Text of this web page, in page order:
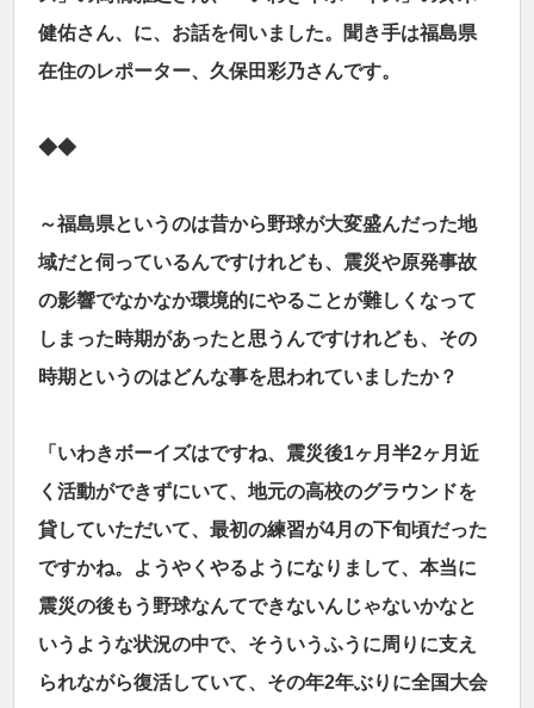
健佑さん、に、お話を伺いました。聞き手は福島県
在住のレポーター、久保田彩乃さんです。
◆◆
～福島県というのは昔から野球が大変盛んだった地
域だと伺っているんですけれども、震災や原発事故
の影響でなかなか環境的にやることが難しくなって
しまった時期があったと思うんですけれども、その
時期というのはどんな事を思われていましたか？
「いわきボーイズはですね、震災後1ヶ月半2ヶ月近
く活動ができずにいて、地元の高校のグラウンドを
貸していただいて、最初の練習が4月の下旬頃だった
ですかね。ようやくやるようになりまして、本当に
震災の後もう野球なんてできないんじゃないかなと
いうような状況の中で、そういうふうに周りに支え
られながら復活していて、その年2年ぶりに全国大会